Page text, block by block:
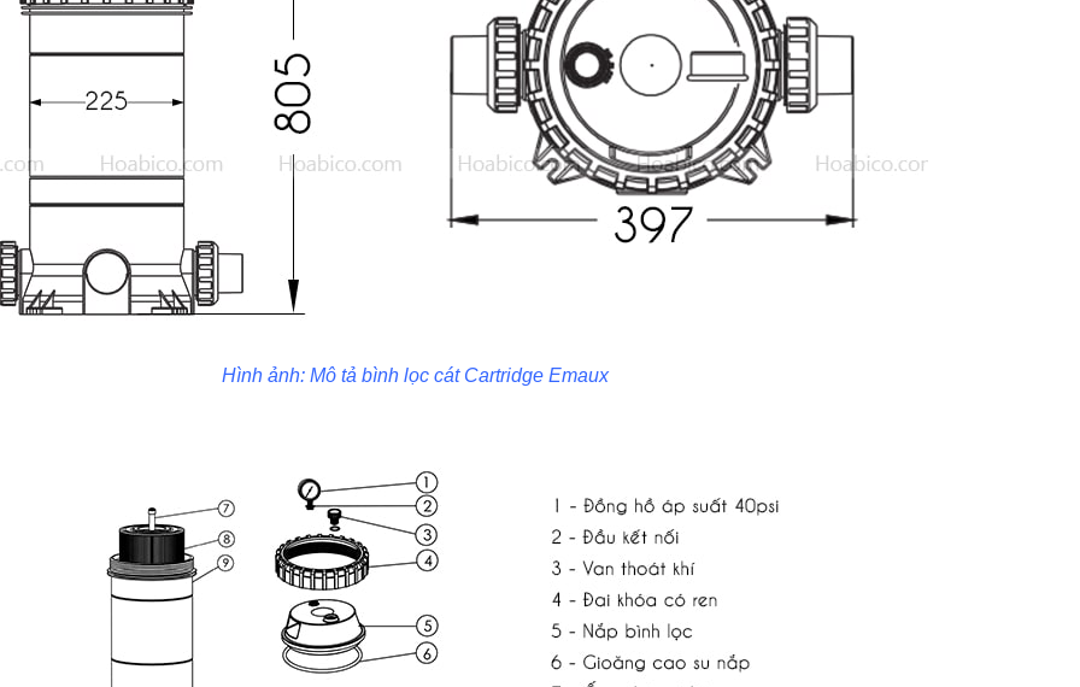
Hình ảnh: Mô tả bình lọc cát Cartridge Emaux